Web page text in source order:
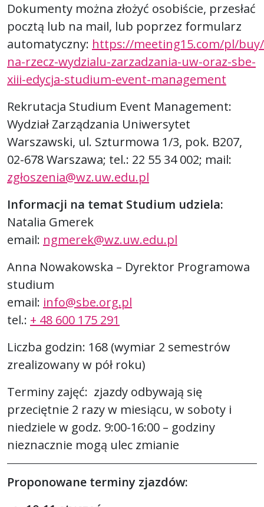
Dokumenty można złożyć osobiście, przesłać
pocztą lub na mail, lub poprzez formularz
automatyczny: https://meeting15.com/pl/
na-rzecz-wydzialu-zarzadzania-uw-oraz-sbe-
xiii-edycja-studium-event-management
Rekrutacja Studium Event Management:
Wydział Zarządzania Uniwersytet
Warszawski, ul. Szturmowa 1/3, pok. B207,
02-678 Warszawa; tel.: 22 55 34 002; mail:
zgłoszenia@wz.uw.edu.pl
Informacji na temat Studium udziela:
Natalia Gmerek
email: ngmerek@wz.uw.edu.pl
Anna Nowakowska – Dyrektor Programowa
studium
email: info@sbe.org.pl
tel.: + 48 600 175 291
Liczba godzin: 168 (wymiar 2 semestrów
zrealizowany w pół roku)
Terminy zajęć: zjazdy odbywają się
przeciętnie 2 razy w miesiącu, w soboty i
niedziele w godz. 9:00-16:00 – godziny
nieznacznie mogą ulec zmianie
Proponowane terminy zjazdów: